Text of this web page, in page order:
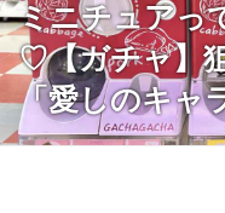
ミニチュアっ
♡【ガチャ】
「愛しのキャ